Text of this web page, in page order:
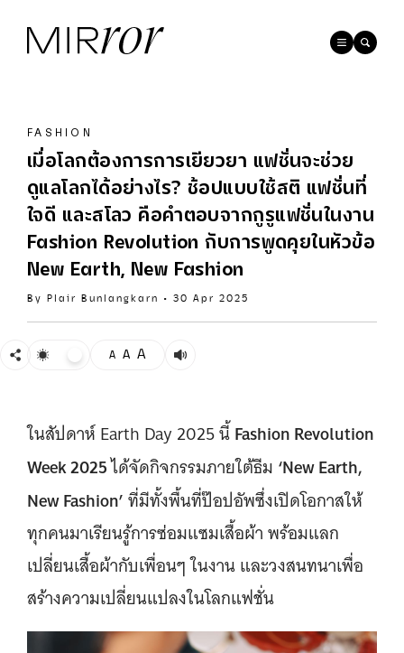
FASHION
เมื่อโลกต้องการการเยียวยา แฟชั่นจะช่วย
ดูแลโลกได้อย่างไร? ช้อปแบบใช้สติ แฟชั่นที่
ใจดี และสโลว คือคำตอบจากกูรูแฟชั่นในงาน
Fashion Revolution กับการพูดคุยในหัวข้อ
New Earth, New Fashion
By Plair Bunlangkarn • 30 Apr 2025
A A A
ในสัปดาห์ Earth Day 2025 นี้Fashion Revolution
Week 2025ได้จัดกิจกรรมภายใต้ธีม ‘New Earth,
New Fashion’ที่มีทั้งพื้นที่ป๊อปอัพซึ่งเปิดโอกาสให้
ทุกคนมาเรียนรู้การซ่อมแซมเสื้อผ้า พร้อมแลก
เปลี่ยนเสื้อผ้ากับเพื่อนๆ ในงาน และวงสนทนาเพื่อ
สร้างความเปลี่ยนแปลงในโลกแฟชั่น